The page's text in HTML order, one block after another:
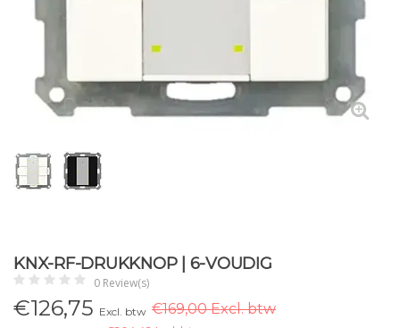
KNX-RF-DRUKKNOP | 6-VOUDIG
0 Review(s)
€126,75 Excl. btw €169,00 Excl. btw